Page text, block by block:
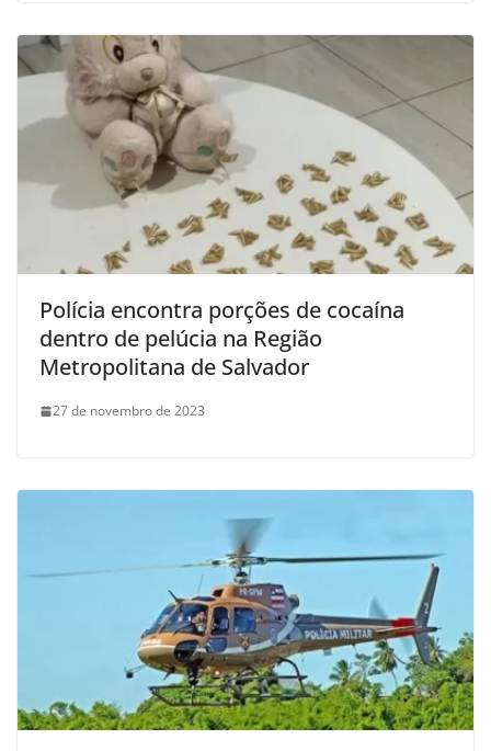
Polícia encontra porções de cocaína
dentro de pelúcia na Região
Metropolitana de Salvador
27 de novembro de 2023